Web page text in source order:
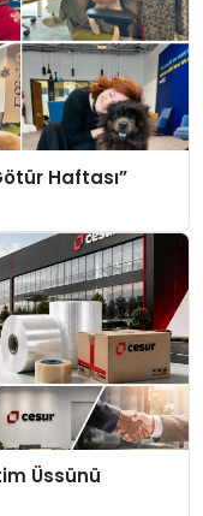
Haftası”
Üssünü